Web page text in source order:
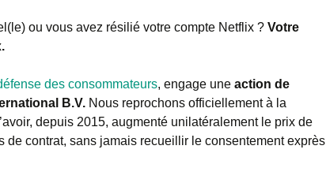
ou vous avez résilié votre compte Netflix ? Votre
des consommateurs, engage une action de
B.V. Nous reprochons officiellement à la
depuis 2015, augmenté unilatéralement le prix de
de contrat, sans jamais recueillir le consentement exprès